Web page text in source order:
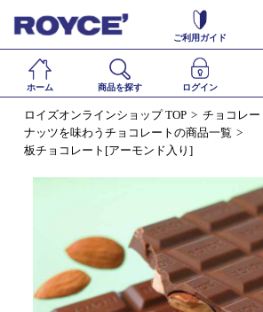
ご利用ガイド
ホーム 商品を探す ログイン
ロイズオンラインショップ TOP
チョコレ
ナッツを味わうチョコレートの商品一覧
板チョコレート[アーモンド入り]